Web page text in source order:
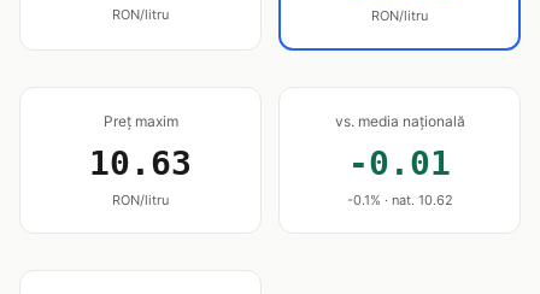
RON/litru RON/litru
Preț maxim
10.63
RON/litru
vs. media națională
-0.01
-0.1% · nat. 10.62